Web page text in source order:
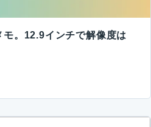
。12.9インチで解像度は